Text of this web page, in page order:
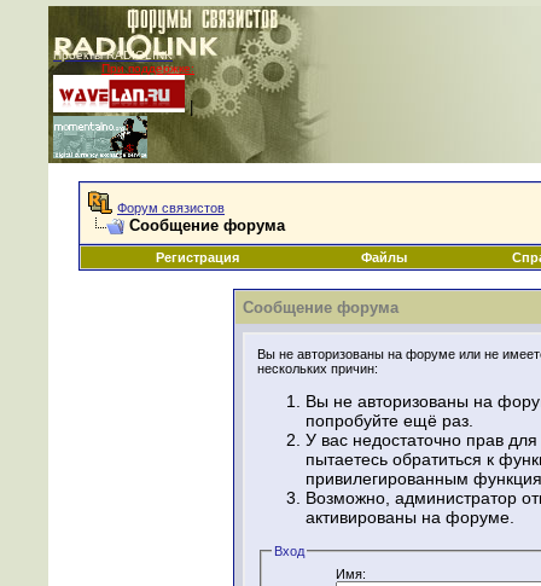
Проекты RADIOLINK
При поддержке:
|
Форум связистов
Сообщение форума
Регистрация Файлы
Сообщение форума
Вы не авторизованы на форуме или не
нескольких причин:
Вы не авторизованы на
попробуйте ещё раз.
У вас недостаточно прав
пытаетесь обратиться к
привилегированным
Возможно, администратор
активированы на форуме.
Вход
Имя: